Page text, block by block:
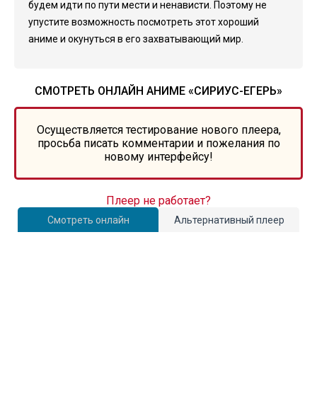
будем идти по пути мести и ненависти. Поэтому не
упустите возможность посмотреть этот хороший
аниме и окунуться в его захватывающий мир.
СМОТРЕТЬ ОНЛАЙН АНИМЕ «СИРИУС-ЕГЕРЬ»
Осуществляется тестирование нового плеера,
просьба писать комментарии и пожелания по
новому интерфейсу!
Смотреть онлайн Альтернативный плеер
Плеер не работает?